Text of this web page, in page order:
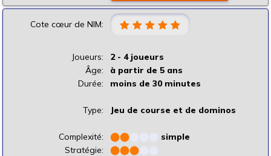
Cote cœur de NIM:
Joueurs:
2 - 4 joueurs
Âge:
à partir de 5 ans
Durée:
moins de 30 minutes
Type: Jeu de course et de dominos
Complexité: ⬤⬤
simple
Stratégie:
⬤⬤⬤